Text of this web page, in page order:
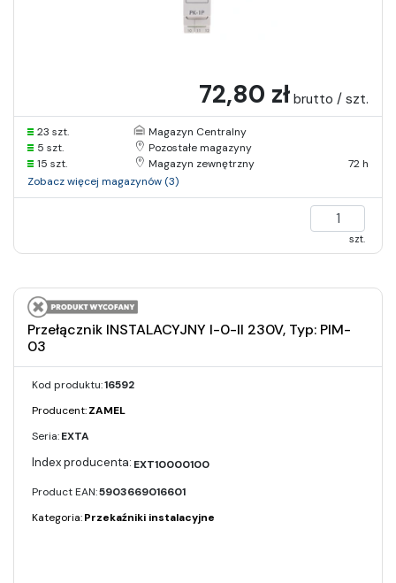
72,80 zł brutto / szt.
23 szt.
Magazyn Centralny
5 szt.
Pozostałe magazyny
15 szt.
Magazyn zewnętrzny
72 h
Zobacz więcej magazynów (3)
szt.
Przełącznik INSTALACYJNY I-0-II 230V, Typ: PIM-
03
Kod produktu:16592
Producent:ZAMEL
Seria:EXTA
EXT10000100
Product EAN:5903669016601
Kategoria:Przekaźniki instalacyjne